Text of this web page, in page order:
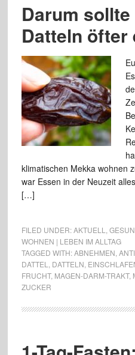
Darum
Datteln öfter
klimatischen Mekka wohnen
war Essen in der Neuzeit
[…]
FILED UNDER:AKTUELL
WOHNEN | LEBEN IM ALLTAG
TAGGED WITH:ABNEHMEN
DATTEL
DATTELN
FRUCHT, MAGEN-DARM-TRAKT,
ZUCKER